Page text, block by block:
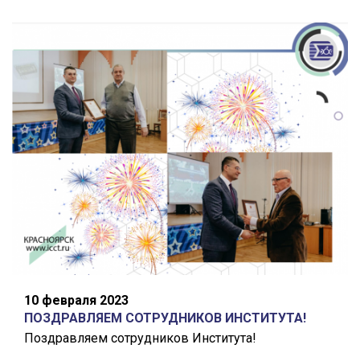
10 февраля 2023
ПОЗДРАВЛЯЕМ СОТРУДНИКОВ ИНСТИТУТА!
Поздравляем сотрудников Института!